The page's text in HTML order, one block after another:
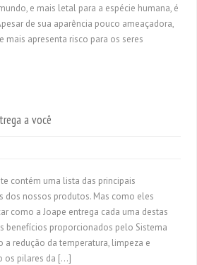
e mais letal para a espécie humana, é
de sua aparência pouco ameaçadora,
apresenta risco para os seres
a você
contém uma lista das principais
dos nossos produtos. Mas como eles
como a Joape entrega cada uma destas
benefícios proporcionados pelo Sistema
a redução da temperatura, limpeza e
os pilares da […]